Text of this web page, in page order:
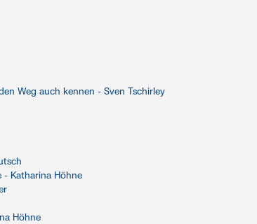
Weg auch kennen - Sven Tschirley
- Katharina Höhne
Höhne